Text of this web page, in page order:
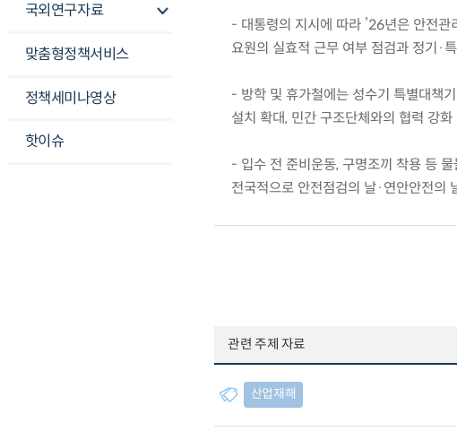
국외연구자료
맞춤형정책서비스
정책세미나영상
핫이슈
- 대통령의 지시에 따라 ’26년은 안전
요원의 실효적 근무 여부 점검과 정기·
- 방학 및 휴가철에는 성수기 특별대책
설치 확대, 민간 구조단체와의 협력 강
- 입수 전 준비운동, 구명조끼 착용 등
전국적으로 안전점검의 날·연안안전의
관련 주제 자료
산업재해